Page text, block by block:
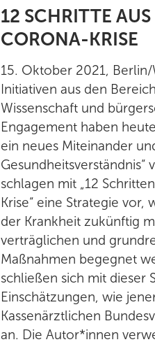
12 SCHRITTE AUS
CORONA-KRISE
15. Oktober 2021,
Initiativen aus den
Wissenschaft und
Engagement haben
ein neues Miteinander
Gesundheitsverständnis“
schlagen mit „12
Krise“ eine Strategie vor,
der Krankheit zukünftig
verträglichen und
Maßnahmen begegnet
schließen sich mit dieser
Einschätzungen, wie
Kassenärztlichen
an. Die Autor*innen